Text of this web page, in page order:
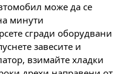
може да се
минути
сгради оборудвани
завесите и
взимайте хладки